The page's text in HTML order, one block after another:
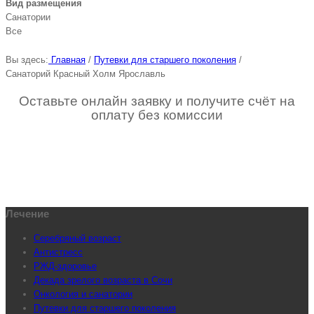
Вид размещения
Санатории
Все
Вы здесь: Главная / Путевки для старшего поколения /
Санаторий Красный Холм Ярославль
Оставьте онлайн заявку и получите счёт на
оплату без комиссии
Лечение
Серебряный возраст
Антистресс
РЖД-здоровье
Декада зрелого возраста в Сочи
Онкология и санатории
Путевки для старшего поколения